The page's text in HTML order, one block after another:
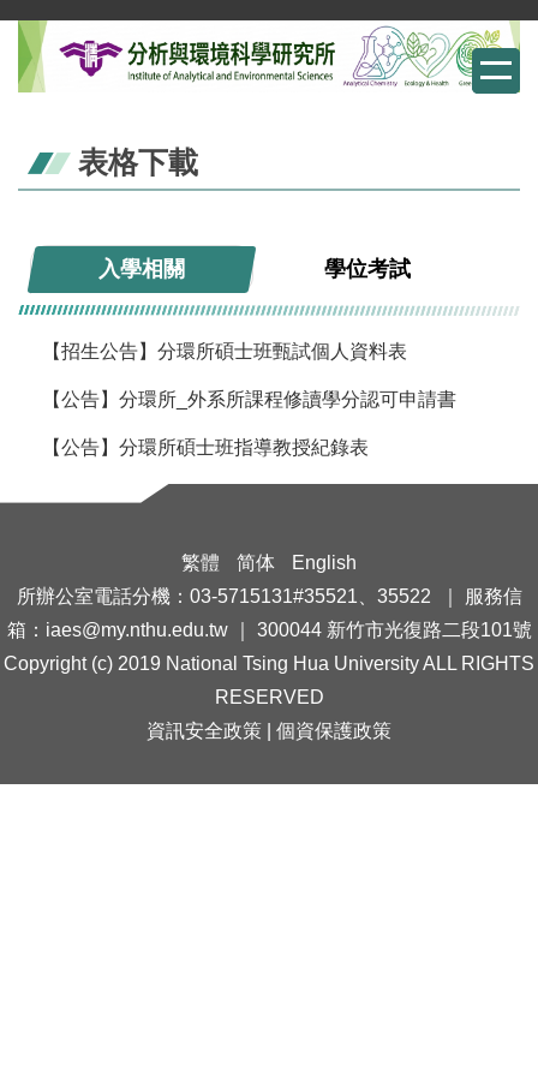
跳
到
主
表格下載
入學相關 學位考試
【招生公告】分環所碩士班甄試個人資料表
【公告】分環所_外系所課程修讀學分認可申請書
【公告】分環所碩士班指導教授紀錄表
繁體 简体
English
所辦公室電話分機：03-5715131#35521、35522 ｜ 服務信
箱：iaes@my.nthu.edu.tw ｜ 300044 新竹市光復路二段101號
Copyright (c) 2019 National Tsing Hua University ALL RIGHTS
RESERVED
資訊安全政策
個資保護政策